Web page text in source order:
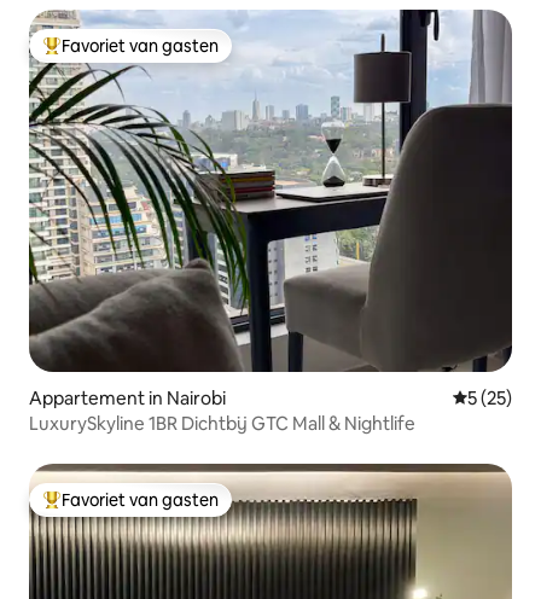
Topfavoriet van gasten
Favoriet van gasten
Appartement in Nairobi
5 (25)
LuxurySkyline 1BR Dichtbij GTC Mall & Nightlife
Topfavoriet van gasten
Favoriet van gasten